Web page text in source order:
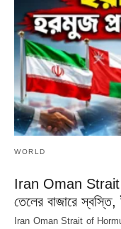
WORLD
Iran Oman
তেলের বাজারে
Iran Oman Strait of Hormuz